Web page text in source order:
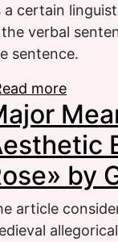
a certain
verbal
sentence.
more
by
article